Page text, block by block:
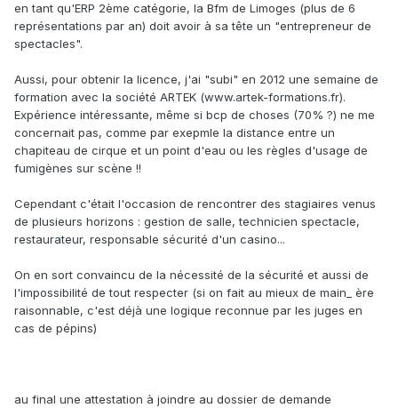
en tant qu'ERP 2ème catégorie, la Bfm de Limoges (plus de 6
représentations par an) doit avoir à sa tête un "entrepreneur de
spectacles".
Aussi, pour obtenir la licence, j'ai "subi" en 2012 une semaine de
formation avec la société ARTEK (www.artek-formations.fr).
Expérience intéressante, même si bcp de choses (70% ?) ne me
concernait pas, comme par exepmle la distance entre un
chapiteau de cirque et un point d'eau ou les règles d'usage de
fumigènes sur scène !!
Cependant c'était l'occasion de rencontrer des stagiaires venus
de plusieurs horizons : gestion de salle, technicien spectacle,
restaurateur, responsable sécurité d'un casino...
On en sort convaincu de la nécessité de la sécurité et aussi de
l'impossibilité de tout respecter (si on fait au mieux de main_ ère
raisonnable, c'est déjà une logique reconnue par les juges en
cas de pépins)
au final une attestation à joindre au dossier de demande